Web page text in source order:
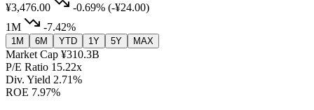
¥3,476.00 -0.69% (-¥24.00)
1M
-7.42%
1M 6M YTD 1Y 5Y MAX
Market Cap ¥310.3B
P/E Ratio 15.22x
Div. Yield 2.71%
ROE 7.97%